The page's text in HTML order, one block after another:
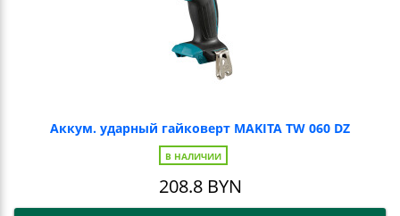
Аккум. ударный гайковерт MAKITA TW 060 DZ
В НАЛИЧИИ
208.8BYN